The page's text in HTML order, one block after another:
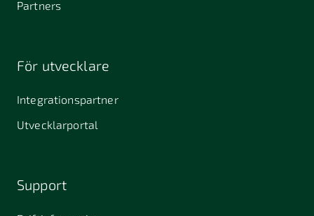
Partners
För utvecklare
Integrationspartner
Utvecklarportal
Support